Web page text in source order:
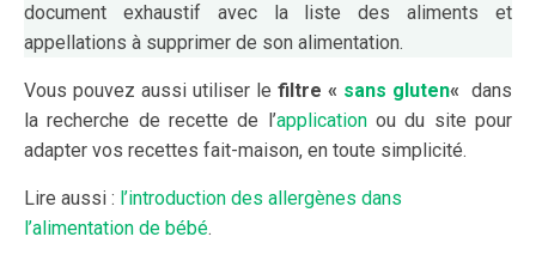
document exhaustif avec la liste des aliments et
appellations à supprimer de son alimentation.
Vous pouvez aussi utiliser le filtre « sans gluten« dans
la recherche de recette de l’applicationou du site pour
adapter vos recettes fait-maison, en toute simplicité.
Lire aussi : l’introduction des allergènes dans
l’alimentation de bébé.